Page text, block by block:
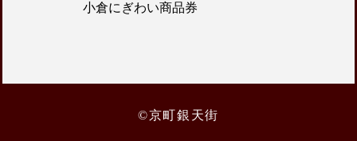
小倉にぎわい商品券
©京町銀天街